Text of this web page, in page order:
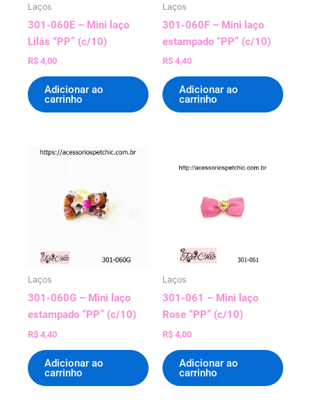
Laços
301-060E – Mini laço
Lilás “PP” (c/10)
R$ 4,00
Adicionar ao
carrinho
Laços
301-060F – Mini laço
estampado “PP” (c/10)
R$ 4,40
Adicionar ao
carrinho
Laços
301-060G – Mini laço
estampado “PP” (c/10)
R$ 4,40
Adicionar ao
carrinho
Laços
301-061 – Mini laço
Rose “PP” (c/10)
R$ 4,00
Adicionar ao
carrinho